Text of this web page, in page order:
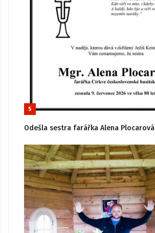
5
Odešla sestra farářka Alena Plocarová